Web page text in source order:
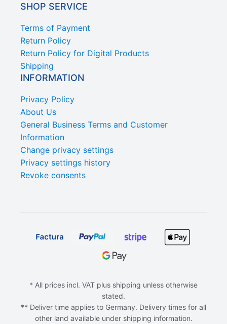
SHOP SERVICE
Terms of Payment
Return Policy
Return Policy for Digital Products
Shipping
INFORMATION
Privacy Policy
About Us
General Business Terms and Customer
Information
Change privacy settings
Privacy settings history
Revoke consents
* All prices incl. VAT plus shipping unless otherwise
stated.
** Deliver time applies to Germany. Delivery times for all
other land available under shipping information.